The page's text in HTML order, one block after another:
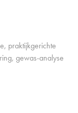
praktijkgerichte
gewas-analyse